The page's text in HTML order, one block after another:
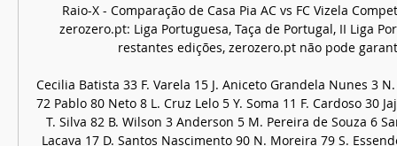
Raio-X - Comparação de Casa Pia AC vs FC Vizela
zerozero.pt: Liga Portuguesa, Taça de Portugal, II Liga
restantes edições, zerozero.pt não pode
Cecilia Batista 33 F. Varela 15 J. Aniceto Grandela Nunes 3
72 Pablo 80 Neto 8 L. Cruz Lelo 5 Y. Soma 11 F. Cardoso 30
T. Silva 82 B. Wilson 3 Anderson 5 M. Pereira de Souza 6
Lacava 17 D. Santos Nascimento 90 N. Moreira 79 S.